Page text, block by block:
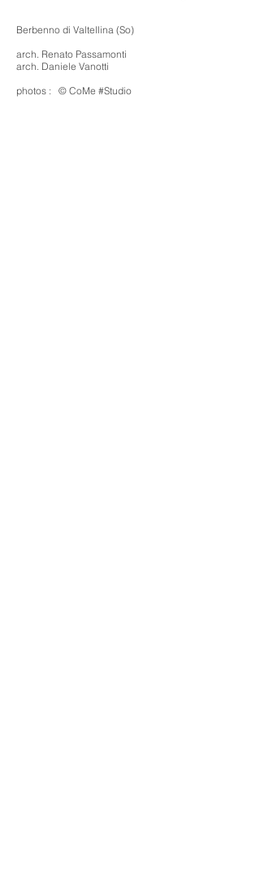
Berbenno di Valtellina (So)
arch. Renato Passamonti
arch. Daniele Vanotti
photos : © CoMe #Studio